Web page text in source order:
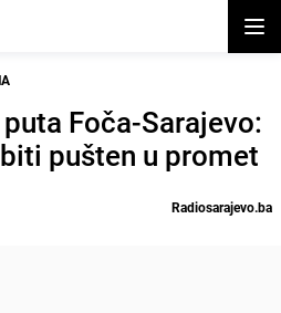
Foča-Sarajevo:
pušten u promet
Radiosarajevo.ba